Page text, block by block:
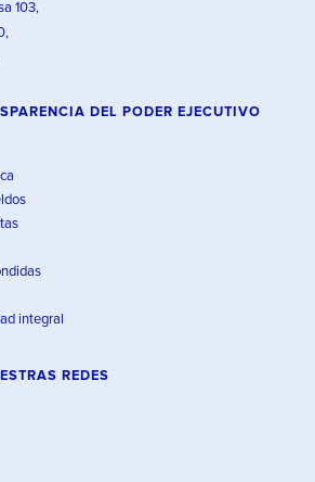
103,
DEL PODER EJECUTIVO
integral
REDES